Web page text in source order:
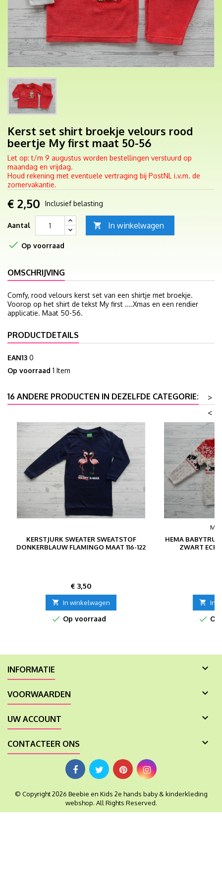
Kerst set shirt broekje velours rood
beertje My first maat 50-56
Let op: t/m 9 augustus worden bestellingen verstuurd op
maandag en vrijdag.
Houd rekening met eventuele vertraging bij PostNL i.v.m. de
zomervakantie.
€ 2,50 Inclusief belasting
Aantal  In winkelwagen
 Op voorraad
OMSCHRIJVING
Comfy, rood velours kerst set van een shirtje met broekje.
Voorop op het shirt de tekst My first ....Xmas en een rendier
applicatie. Maat 50-56.
PRODUCTDETAILS
EAN13 0
Op voorraad 1 Item
16 ANDERE PRODUCTEN IN DEZELFDE CATEGORIE:
>
<
KERSTJURK SWEATER SWEATSTOF
DONKERBLAUW FLAMINGO MAAT 116-122
Prijs
€ 3,50
 In winkelwagen
 Op voorraad
HEMA BABYTRUI
ZWART
 In

INFORMATIE 
VOORWAARDEN 
UW ACCOUNT 
CONTACTEER ONS 
© Copyright 2026 Beebie en Kids 2e hands baby & kinderkleding
webshop. All Rights Reserved.